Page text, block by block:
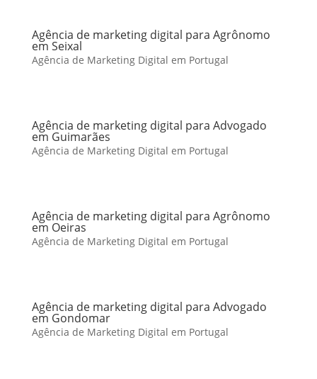
Agência de marketing digital para Agrônomo
em Seixal
Agência de Marketing Digital em Portugal
Agência de marketing digital para Advogado
em Guimarães
Agência de Marketing Digital em Portugal
Agência de marketing digital para Agrônomo
em Oeiras
Agência de Marketing Digital em Portugal
Agência de marketing digital para Advogado
em Gondomar
Agência de Marketing Digital em Portugal